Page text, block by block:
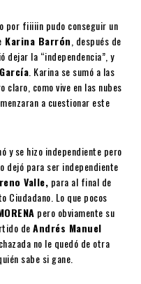
por fiiiiin pudo conseguir un
Karina Barrón , después de
dejar la “independencia”, y
. Karina se sumó a las
claro, como vive en las nubes
a cuestionar este
y se hizo independiente pero
dejó para ser independiente
Valle, para al final de
Ciudadano. Lo que pocos
pero obviamente su
deAndrés Manuel
no le quedó de otra
sabe si gane.